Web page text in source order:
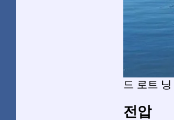
드 로트
전압